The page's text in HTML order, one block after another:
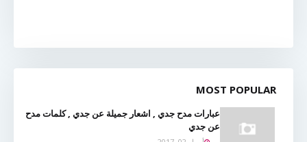
MOST POPULAR
عبارات مدح جدي , اشعار جميلة عن جدي , كلمات مدح
عن جدي